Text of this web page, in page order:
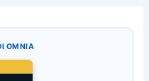
OMNIA